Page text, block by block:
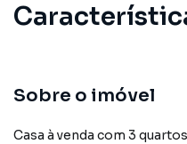
Sobre o imóvel
Casa à venda com 3